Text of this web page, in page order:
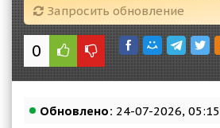
Запросить обновление
0
Обновлено: 24-07-2026, 05:15